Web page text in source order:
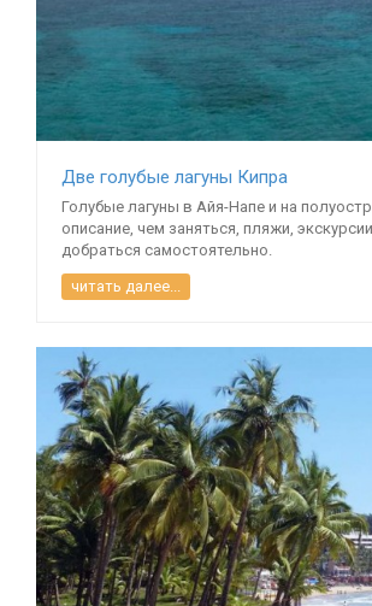
Две голубые лагуны Кипра
Голубые лагуны в Айя-Напе и на
описание, чем заняться, пляжи,
добраться самостоятельно.
читать далее...